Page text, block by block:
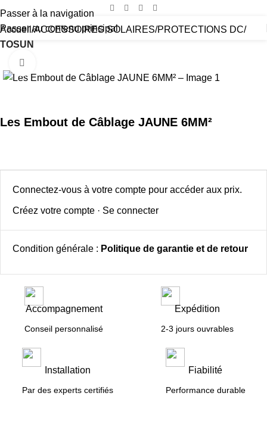
Passer à la navigation
Passer au contenu principal
Accueil ACCESSOIRES SOLAIRES PROTECTIONS DC
TOSUN
Les Embout de Câblage JAUNE 6MM²
Connectez-vous à votre compte pour accéder aux prix.
Créez votre compte · Se connecter
Condition générale : Politique de garantie et de retour
Accompagnement
Conseil personnalisé
Expédition
2-3 jours ouvrables
Installation
Par des experts certifiés
Fiabilité
Performance durable